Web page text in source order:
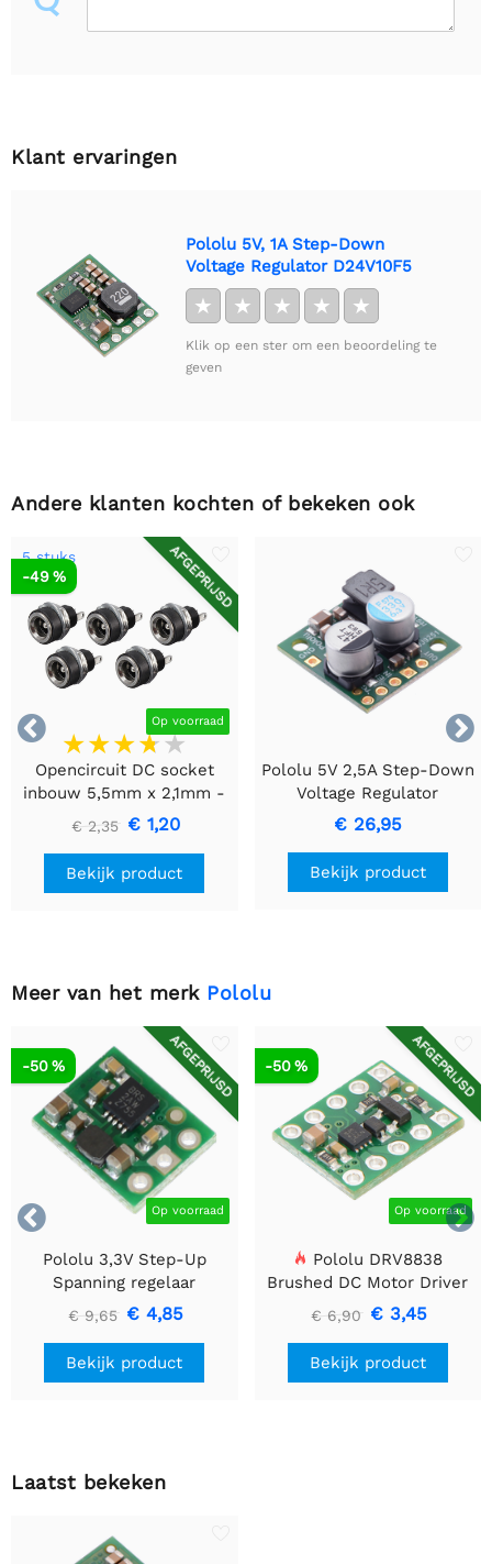
Klant ervaringen
Pololu 5V, 1A Step-Down
Voltage Regulator D24V10F5
★ ★ ★ ★ ★
Klik op een ster om een beoordeling te
geven
Andere klanten kochten of bekeken ook


AFGEPRIJSD
5 stuks
Op voorraad
-49 %
Opencircuit DC socket
inbouw 5,5mm x 2,1mm -
5 stuks
€ 2,35 € 1,20
Bekijk product
Pololu 5V 2,5A Step-Down
Voltage Regulator
D24V22F5
€ 26,95
Bekijk product
Meer van het merk Pololu


AFGEPRIJSD
Op voorraad
-50 %
Pololu 3,3V Step-Up
Spanning regelaar
U1V10F3
€ 9,65 € 4,85
Bekijk product
AFGEPRIJSD
Op voorraad
-50 %
Pololu DRV8838
Brushed DC Motor Driver
€ 6,90 € 3,45
Bekijk product
Laatst bekeken